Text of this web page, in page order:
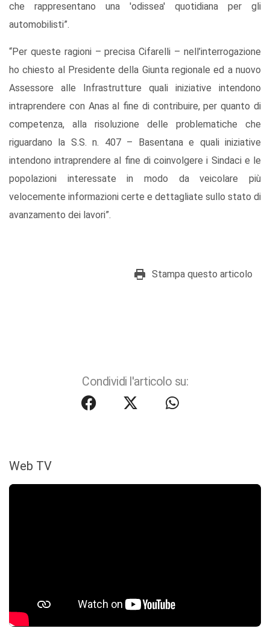
che rappresentano una 'odissea' quotidiana per gli
automobilisti”.
“Per queste ragioni – precisa Cifarelli – nell’interrogazione
ho chiesto al Presidente della Giunta regionale ed a nuovo
Assessore alle Infrastrutture quali iniziative intendono
intraprendere con Anas al fine di contribuire, per quanto di
competenza, alla risoluzione delle problematiche che
riguardano la S.S. n. 407 – Basentana e quali iniziative
intendono intraprendere al fine di coinvolgere i Sindaci e le
popolazioni interessate in modo da veicolare più
velocemente informazioni certe e dettagliate sullo stato di
avanzamento dei lavori”.
Stampa questo articolo
Condividi l'articolo su:
Web TV